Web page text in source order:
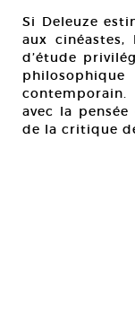
Si Deleuze
aux
d’étude
avec la pensée
de la critique